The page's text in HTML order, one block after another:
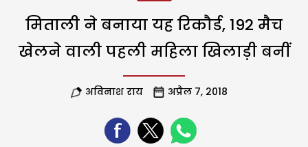
मिताली ने बनाया यह रिकौर्ड, 192 मैच
खेलने वाली पहली महिला खिलाड़ी बनीं
अविनाश राय अप्रैल 7, 2018